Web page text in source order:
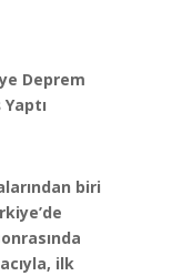
Deprem
biri
ilk